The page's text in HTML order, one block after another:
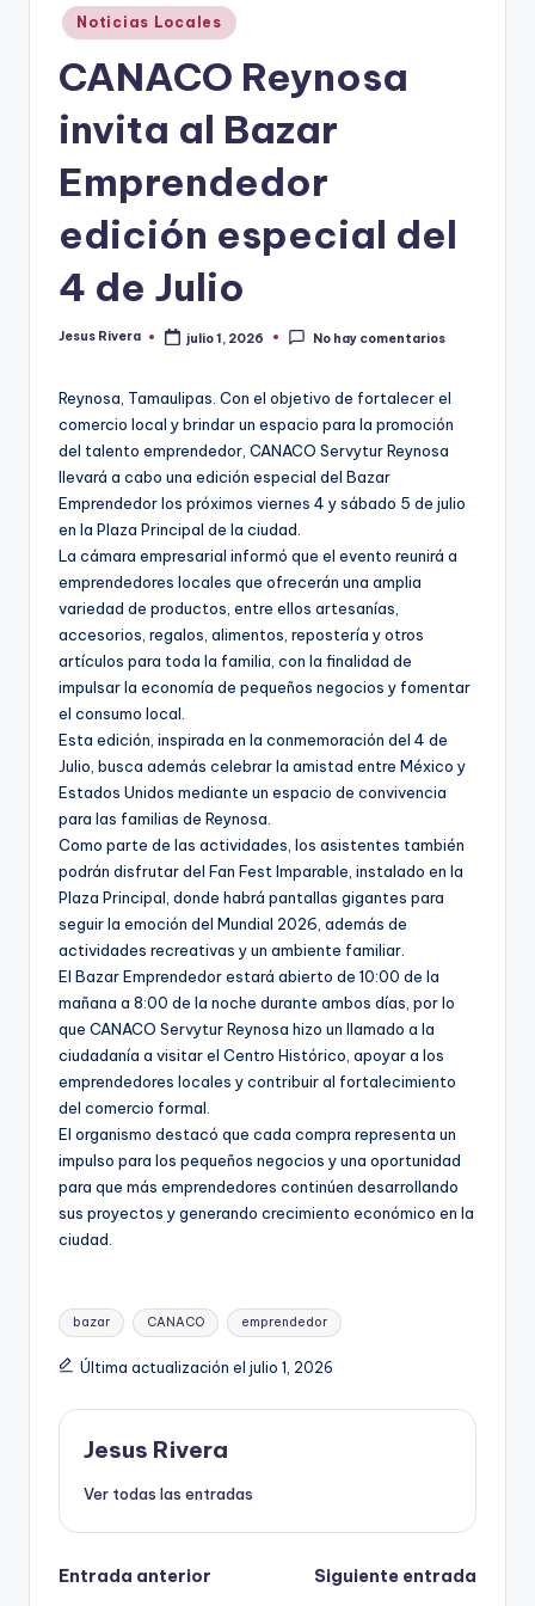
Publicado
en
Noticias Locales
CANACO Reynosa
invita al Bazar
Emprendedor
edición especial del
4 de Julio
Publicado
Jesus Rivera julio 1, 2026 No hay comentarios
Reynosa, Tamaulipas. Con el objetivo de fortalecer el
comercio local y brindar un espacio para la promoción
del talento emprendedor, CANACO Servytur Reynosa
llevará a cabo una edición especial del Bazar
Emprendedor los próximos viernes 4 y sábado 5 de julio
en la Plaza Principal de la ciudad.
La cámara empresarial informó que el evento reunirá a
emprendedores locales que ofrecerán una amplia
variedad de productos, entre ellos artesanías,
accesorios, regalos, alimentos, repostería y otros
artículos para toda la familia, con la finalidad de
impulsar la economía de pequeños negocios y fomentar
el consumo local.
Esta edición, inspirada en la conmemoración del 4 de
Julio, busca además celebrar la amistad entre México y
Estados Unidos mediante un espacio de convivencia
para las familias de Reynosa.
Como parte de las actividades, los asistentes también
podrán disfrutar del Fan Fest Imparable, instalado en la
Plaza Principal, donde habrá pantallas gigantes para
seguir la emoción del Mundial 2026, además de
actividades recreativas y un ambiente familiar.
El Bazar Emprendedor estará abierto de 10:00 de la
mañana a 8:00 de la noche durante ambos días, por lo
que CANACO Servytur Reynosa hizo un llamado a la
ciudadanía a visitar el Centro Histórico, apoyar a los
emprendedores locales y contribuir al fortalecimiento
del comercio formal.
El organismo destacó que cada compra representa un
impulso para los pequeños negocios y una oportunidad
para que más emprendedores continúen desarrollando
sus proyectos y generando crecimiento económico en la
ciudad.
Etiquetas:
bazar CANACO emprendedor
Última actualización el julio 1, 2026
Jesus Rivera
Ver todas las entradas
Navegación
Entrada anterior Siguiente entrada